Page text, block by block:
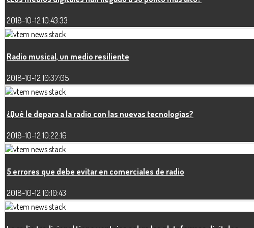
2018-10-12 10:43:33
Radio musical, un medio resiliente
2018-10-12 10:37:05
¿Qué le depara a la radio con las nuevas tecnologías?
2018-10-12 10:22:16
5 errores que debe evitar en comerciales de radio
2018-10-12 10:10:43